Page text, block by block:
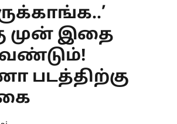
முன் இதை
படத்திற்கு